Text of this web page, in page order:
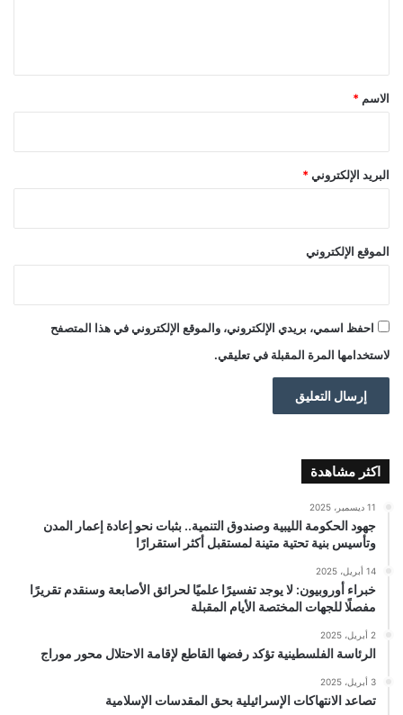
*
الاسم *
البريد الإلكتروني *
الموقع الإلكتروني
احفظ اسمي، بريدي الإلكتروني، والموقع الإلكتروني في هذا المتصفح
لاستخدامها المرة المقبلة في تعليقي.
اكثر مشاهدة
11 ديسمبر، 2025
جهود الحكومة الليبية وصندوق التنمية.. بثبات نحو إعادة إعمار المدن
وتأسيس بنية تحتية متينة لمستقبل أكثر استقرارًا
14 أبريل، 2025
خبراء أوروبيون: لا يوجد تفسيرًا علميًا لحرائق الأصابعة وسنقدم تقريرًا
مفصلًا للجهات المختصة الأيام المقبلة
2 أبريل، 2025
الرئاسة الفلسطينية تؤكد رفضها القاطع لإقامة الاحتلال محور موراج
3 أبريل، 2025
تصاعد الانتهاكات الإسرائيلية بحق المقدسات الإسلامية